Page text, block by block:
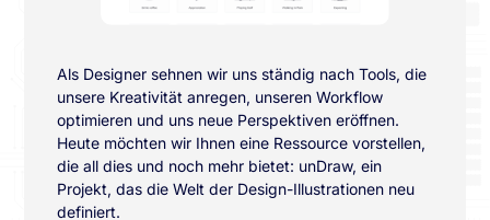
Als Designer sehnen wir uns ständig nach Tools, die
unsere Kreativität anregen, unseren Workflow
optimieren und uns neue Perspektiven eröffnen.
Heute möchten wir Ihnen eine Ressource vorstellen,
die all dies und noch mehr bietet: unDraw, ein
Projekt, das die Welt der Design-Illustrationen neu
definiert.